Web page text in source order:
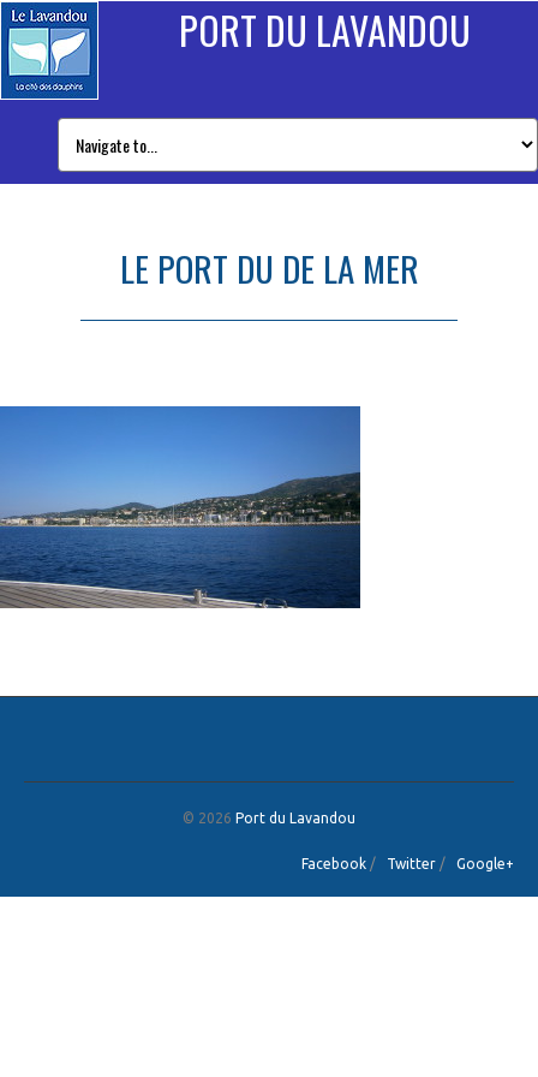
PORT DU LAVANDOU
LE PORT DU DE LA MER
© 2026 Port du Lavandou
Facebook / Twitter / Google+